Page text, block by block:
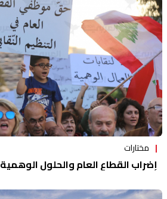
مختارات
إضراب القطاع العام والحلول الوهمية